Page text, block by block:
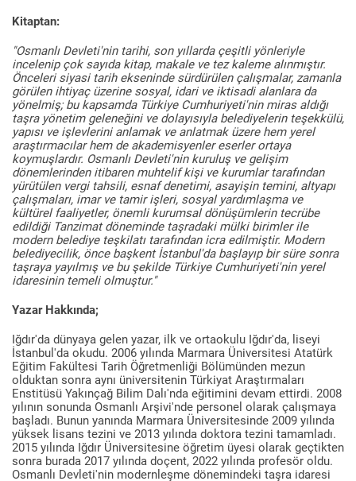
Kitaptan:
"Osmanlı Devleti'nin tarihi, son yıllarda çeşitli yönleriyle
incelenip çok sayıda kitap, makale ve tez kaleme alınmıştır.
Önceleri siyasi tarih ekseninde sürdürülen çalışmalar, zamanla
görülen ihtiyaç üzerine sosyal, idari ve iktisadi alanlara da
yönelmiş; bu kapsamda Türkiye Cumhuriyeti'nin miras aldığı
taşra yönetim geleneğini ve dolayısıyla belediyelerin teşekkülü,
yapısı ve işlevlerini anlamak ve anlatmak üzere hem yerel
araştırmacılar hem de akademisyenler eserler ortaya
koymuşlardır. Osmanlı Devleti'nin kuruluş ve gelişim
dönemlerinden itibaren muhtelif kişi ve kurumlar tarafından
yürütülen vergi tahsili, esnaf denetimi, asayişin temini, altyapı
çalışmaları, imar ve tamir işleri, sosyal yardımlaşma ve
kültürel faaliyetler, önemli kurumsal dönüşümlerin tecrübe
edildiği Tanzimat döneminde taşradaki mülki birimler ile
modern belediye teşkilatı tarafından icra edilmiştir. Modern
belediyecilik, önce başkent İstanbul'da başlayıp bir süre sonra
taşraya yayılmış ve bu şekilde Türkiye Cumhuriyeti'nin yerel
idaresinin temeli olmuştur."
Yazar Hakkında;
Iğdır'da dünyaya gelen yazar, ilk ve ortaokulu Iğdır'da, liseyi
İstanbul'da okudu. 2006 yılında Marmara Üniversitesi Atatürk
Eğitim Fakültesi Tarih Öğretmenliği Bölümünden mezun
olduktan sonra aynı üniversitenin Türkiyat Araştırmaları
Enstitüsü Yakınçağ Bilim Dalı'nda eğitimini devam ettirdi. 2008
yılının sonunda Osmanlı Arşivi'nde personel olarak çalışmaya
başladı. Bunun yanında Marmara Üniversitesinde 2009 yılında
yüksek lisans tezini ve 2013 yılında doktora tezini tamamladı.
2015 yılında Iğdır Üniversitesine öğretim üyesi olarak geçtikten
sonra burada 2017 yılında doçent, 2022 yılında profesör oldu.
Osmanlı Devleti'nin modernleşme dönemindeki taşra idaresi